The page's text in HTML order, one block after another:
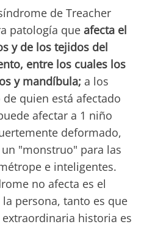
de Treacher
patología que afecta el
y de los tejidos del
entre los cuales los
y mandíbula; a los
quien está afectado
afectar a 1 niño
deformado,
"monstruo" para las
e inteligentes.
no afecta es el
persona, tanto es que
historia es